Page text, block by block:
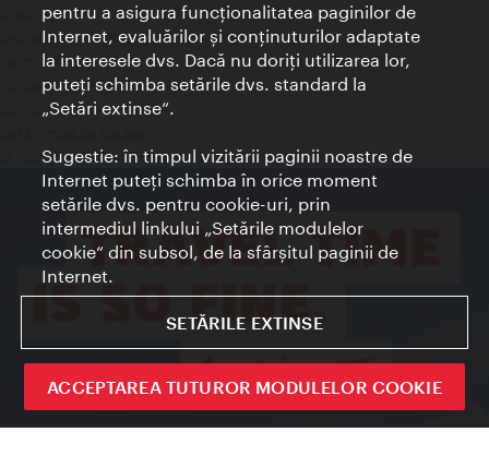
Credits
Declaraţie privind protecţia datelor
Terms of Use
Accesibilitate
Contact presa
© Copyright Wien Tourismus
pentru a asigura funcţionalitatea paginilor de
Internet, evaluărilor şi conţinuturilor adaptate
la interesele dvs. Dacă nu doriţi utilizarea lor,
puteţi schimba setările dvs. standard la
„Setări extinse“.
Sugestie: în timpul vizitării paginii noastre de
Internet puteţi schimba în orice moment
setările dvs. pentru cookie-uri, prin
intermediul linkului „Setările modulelor
cookie“ din subsol, de la sfârşitul paginii de
Internet.
SETĂRILE EXTINSE
ACCEPTAREA TUTUROR MODULELOR COOKIE